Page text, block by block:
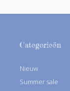
Categorieën
Nieuw
Summer sale